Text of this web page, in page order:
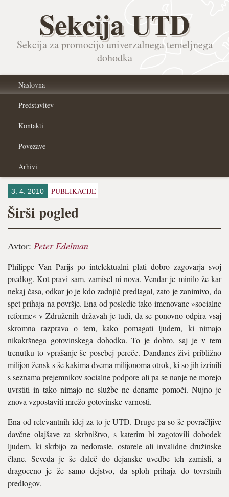
Sekcija UTD
Sekcija za promocijo univerzalnega temeljnega
dohodka
Naslovna
Predstavitev
Kontakti
Povezave
Arhivi
3. 4. 2010 PUBLIKACIJE
Širši pogled
Avtor: Peter Edelman
Philippe Van Parijs po intelektualni plati dobro zagovarja svoj
predlog. Kot pravi sam, zamisel ni nova. Vendar je minilo že kar
nekaj časa, odkar jo je kdo zadnjič predlagal, zato je zanimivo, da
spet prihaja na površje. Ena od posledic tako imenovane »socialne
reforme« v Združenih državah je tudi, da se ponovno odpira vsaj
skromna razprava o tem, kako pomagati ljudem, ki nimajo
nikakršnega gotovinskega dohodka. To je dobro, saj je v tem
trenutku to vprašanje še posebej pereče. Dandanes živi približno
milijon žensk s še kakima dvema milijonoma otrok, ki so jih izrinili
s seznama prejemnikov socialne podpore ali pa se nanje ne morejo
uvrstiti in tako nimajo ne službe ne denarne pomoči. Nujno je
znova vzpostaviti mrežo gotovinske varnosti.
Ena od relevantnih idej za to je UTD. Druge pa so še povračljive
davčne olajšave za skrbništvo, s katerim bi zagotovili dohodek
ljudem, ki skrbijo za nedorasle, ostarele ali invalidne družinske
člane. Seveda je še daleč do dejanske uvedbe teh zamisli, a
dragoceno je že samo dejstvo, da sploh prihaja do tovrstnih
predlogov.